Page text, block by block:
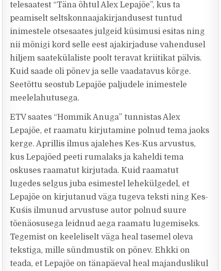
telesaatest “Täna õhtul Alex Lepajõe”, kus ta
peamiselt seltskonnaajakirjandusest tuntud
inimestele otsesaates julgeid küsimusi esitas ning
nii mõnigi kord selle eest ajakirjaduse vahendusel
hiljem saatekülaliste poolt teravat kriitikat pälvis.
Kuid saade oli põnev ja selle vaadatavus kõrge.
Seetõttu seostub Lepajõe paljudele inimestele
meelelahutusega.
ETV saates “Hommik Anuga” tunnistas Alex
Lepajõe, et raamatu kirjutamine polnud tema jaoks
kerge. Aprillis ilmus ajalehes Kes-Kus arvustus,
kus Lepajõed peeti rumalaks ja kaheldi tema
oskuses raamatut kirjutada. Kuid raamatut
lugedes selgus juba esimestel lehekülgedel, et
Lepajõe on kirjutanud väga tugeva teksti ning Kes-
Kus´is ilmunud arvustuse autor polnud suure
tõenäosusega leidnud aega raamatu lugemiseks.
Tegemist on keeleliselt väga heal tasemel oleva
tekstiga, mille sündmustik on põnev. Ehkki on
teada, et Lepajõe on tänapäeval heal majanduslikul